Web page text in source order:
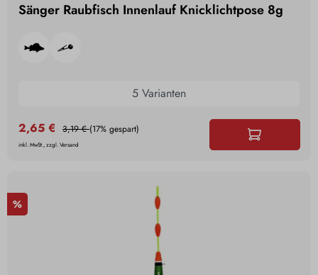
Sänger Raubfisch Innenlauf Knicklichtpose 8g
5 Varianten
2,65 € 3,19 €(17% gespart)
inkl. MwSt., zzgl. Versand
%